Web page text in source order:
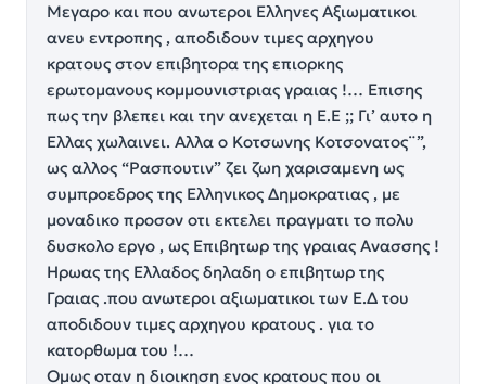
Μεγαρο και που ανωτεροι Ελληνες Αξιωματικοι
ανευ εντροπης , αποδιδουν τιμες αρχηγου
κρατους στον επιβητορα της επιορκης
ερωτομανους κομμουνιστριας γραιας !… Επισης
πως την βλεπει και την ανεχεται η Ε.Ε ;; Γι’ αυτο η
Ελλας χωλαινει. Αλλα ο Κοτσωνης Κοτσονατος¨”,
ως αλλος “Ρασπουτιν” ζει ζωη χαρισαμενη ως
συμπροεδρος της Ελληνικος Δημοκρατιας , με
μοναδικο προσον οτι εκτελει πραγματι το πολυ
δυσκολο εργο , ως Επιβητωρ της γραιας Ανασσης !
Ηρωας της Ελλαδος δηλαδη ο επιβητωρ της
Γραιας .που ανωτεροι αξιωματικοι των Ε.Δ του
αποδιδουν τιμες αρχηγου κρατους . για το
κατορθωμα του !…
Ομως οταν η διοικηση ενος κρατους που οι